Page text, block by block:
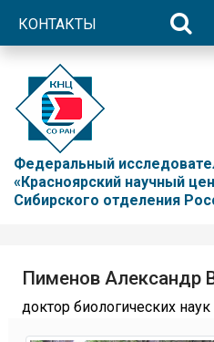
КОНТАКТЫ
Федеральный
«Красноярский научный
Сибирского отделения
Пименов Александр
доктор биологических наук